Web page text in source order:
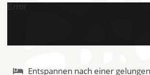
Error
Entspannen nach einer